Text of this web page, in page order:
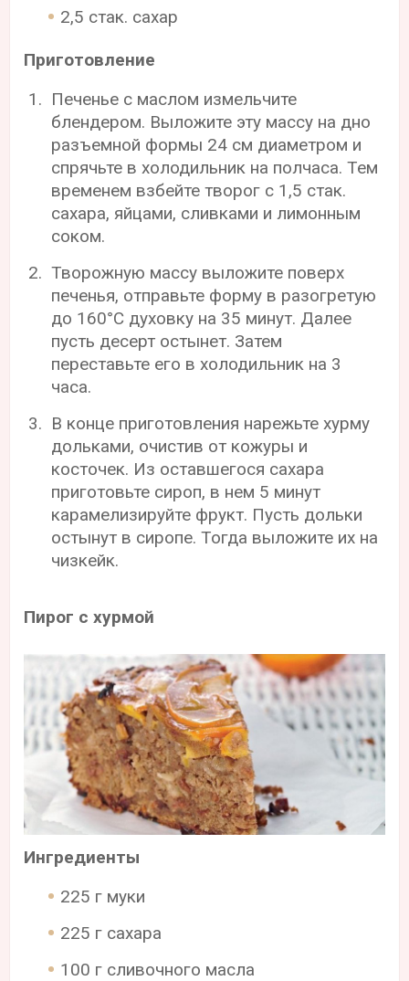
2,5 стак. сахар
Приготовление
Печенье с маслом измельчите
блендером. Выложите эту массу на дно
разъемной формы 24 см диаметром и
спрячьте в холодильник на полчаса. Тем
временем взбейте творог с 1,5 стак.
сахара, яйцами, сливками и лимонным
соком.
Творожную массу выложите поверх
печенья, отправьте форму в разогретую
до 160°С духовку на 35 минут. Далее
пусть десерт остынет. Затем
переставьте его в холодильник на 3
часа.
В конце приготовления нарежьте хурму
дольками, очистив от кожуры и
косточек. Из оставшегося сахара
приготовьте сироп, в нем 5 минут
карамелизируйте фрукт. Пусть дольки
остынут в сиропе. Тогда выложите их на
чизкейк.
Пирог с хурмой
Ингредиенты
225 г муки
225 г сахара
100 г сливочного масла